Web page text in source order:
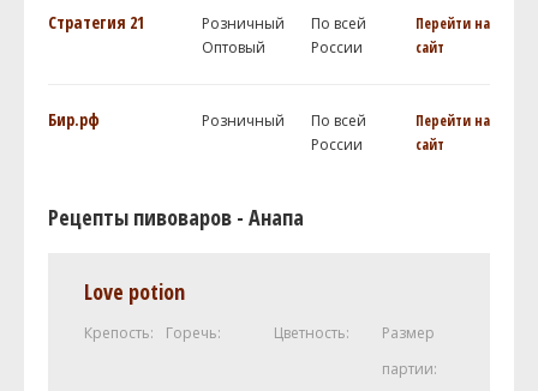
Стратегия 21
Розничный
Оптовый
По всей
России
Перейти на
сайт
Бир.рф Розничный
По всей
России
Перейти на
сайт
Рецепты пивоваров - Анапа
Love potion
Крепость: Горечь: Цветность:
Размер
партии: